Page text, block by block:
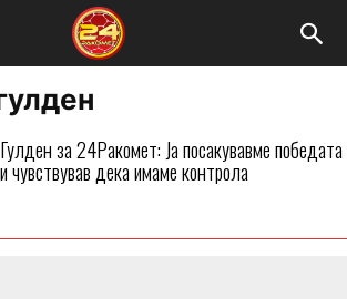
Гулден за 24Ракомет: Ја посакувавме победата
и чувствував дека имаме контрола